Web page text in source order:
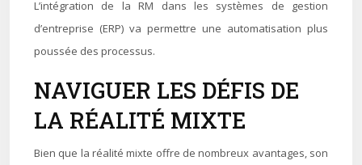
L’intégration de la RM dans les systèmes de gestion
d’entreprise (ERP) va permettre une automatisation plus
poussée des processus.
NAVIGUER LES DÉFIS DE
LA RÉALITÉ MIXTE
Bien que la réalité mixte offre de nombreux avantages, son